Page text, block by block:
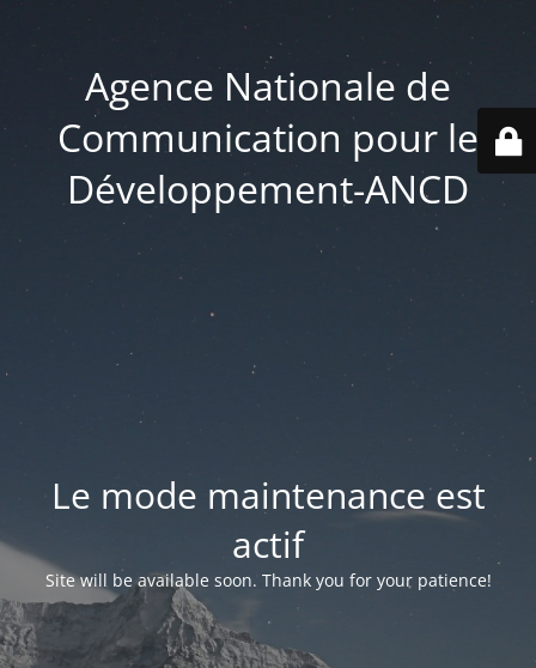
Agence Nationale de
Communication pour le
Développement-ANCD
Le mode maintenance est
actif
Site will be available soon. Thank you for your patience!